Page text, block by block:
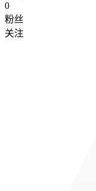
0
粉丝
关注